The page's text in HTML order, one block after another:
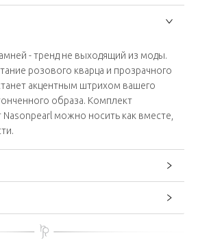
- тренд не выходящий из моды.
розового кварца и прозрачного
акцентным штрихом вашего
образа. Комплект
можно носить как вместе,